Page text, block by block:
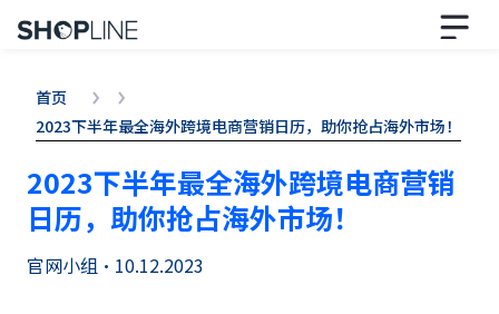
首页
2023下半年最全海外跨境电商营销日历，助你抢占海外市场！
2023下半年最全海外跨境电商营销
日历，助你抢占海外市场！
官网小组 • 10.12.2023